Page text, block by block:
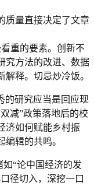
质量直接决定了文章
重的要素。创新不
究方法的改进、数据
释。切忌炒冷饭。
的研究应当是回应现
减”政策落地后的校
济如何赋能乡村振
辑的共鸣。
“论中国经济的发
径切入，深挖一口